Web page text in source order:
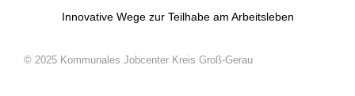
Innovative Wege zur Teilhabe am Arbeitsleben
© 2025 Kommunales Jobcenter Kreis Groß-Gerau